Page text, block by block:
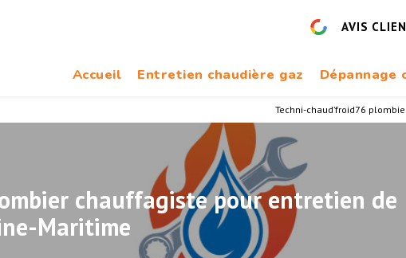
AVIS
Accueil Entretien chaudière gaz Dépannage
Techni-chaud’froid76
chauffagiste pour entretien de
Maritime